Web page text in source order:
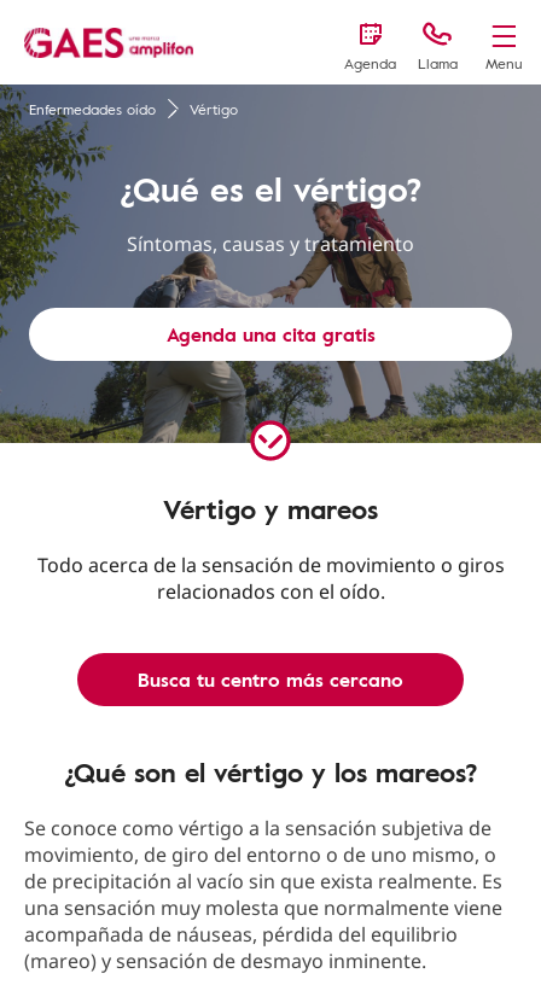
Agenda Llama Menu
Enfermedades oído Vértigo
¿Qué es el vértigo?
Síntomas, causas y tratamiento
Agenda una cita gratis
Vértigo y mareos
Todo acerca de la sensación de movimiento o giros
relacionados con el oído.
Busca tu centro más cercano
¿Qué son el vértigo y los mareos?
Se conoce como vértigo a la sensación subjetiva de
movimiento, de giro del entorno o de uno mismo, o
de precipitación al vacío sin que exista realmente. Es
una sensación muy molesta que normalmente viene
acompañada de náuseas, pérdida del equilibrio
(mareo) y sensación de desmayo inminente.